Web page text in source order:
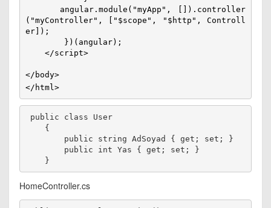
("myController", ["$scope", "$http", Controll
er]);
    </script>
</body>
</html>
HomeController.cs